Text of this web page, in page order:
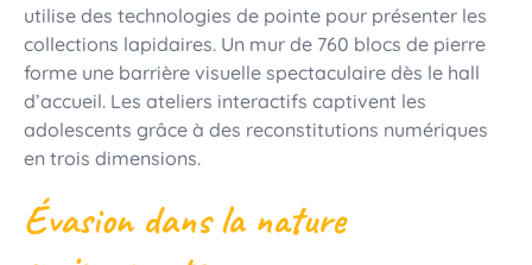
utilise des technologies de pointe pour présenter les
collections lapidaires. Un mur de 760 blocs de pierre
forme une barrière visuelle spectaculaire dès le hall
d’accueil. Les ateliers interactifs captivent les
adolescents grâce à des reconstitutions numériques
en trois dimensions.
Évasion dans la nature